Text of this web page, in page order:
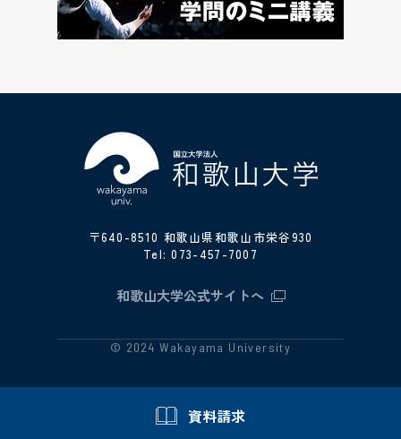
資料請求
〒640-8510 和歌山県和歌山市栄谷930
Tel:073-457-7007
和歌山大学公式サイトへ
© 2024 Wakayama University